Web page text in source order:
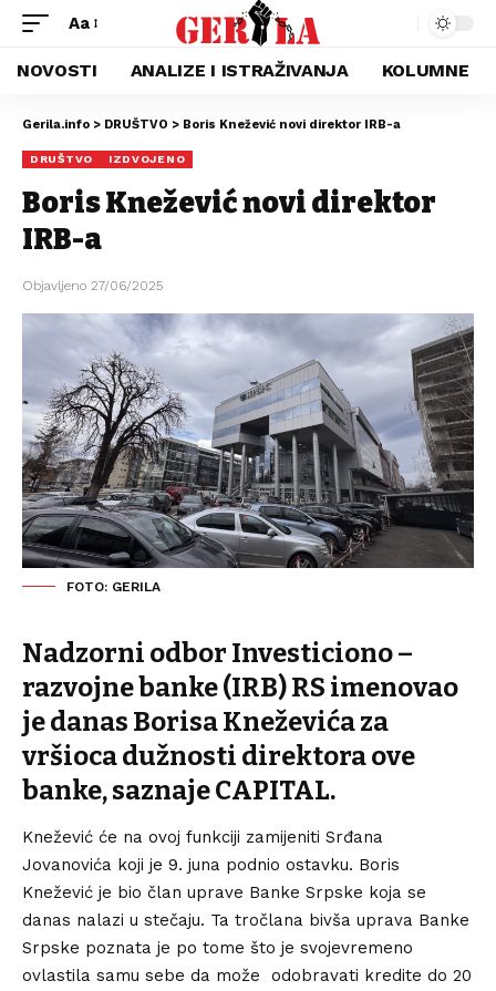
Aa
NOVOSTI ANALIZE I ISTRAŽIVANJA KOLUMNE
Gerila.info > DRUŠTVO > Boris Knežević novi direktor IRB-a
DRUŠTVO IZDVOJENO
Boris Knežević novi direktor
IRB-a
Objavljeno 27/06/2025
FOTO: GERILA
Nadzorni odbor Investiciono –
razvojne banke (IRB) RS imenovao
je danas Borisa Kneževića za
vršioca dužnosti direktora ove
banke, saznaje CAPITAL.
Knežević će na ovoj funkciji zamijeniti Srđana
Jovanovića koji je 9. juna podnio ostavku. Boris
Knežević je bio član uprave Banke Srpske koja se
danas nalazi u stečaju. Ta tročlana bivša uprava Banke
Srpske poznata je po tome što je svojevremeno
ovlastila samu sebe da može odobravati kredite do 20